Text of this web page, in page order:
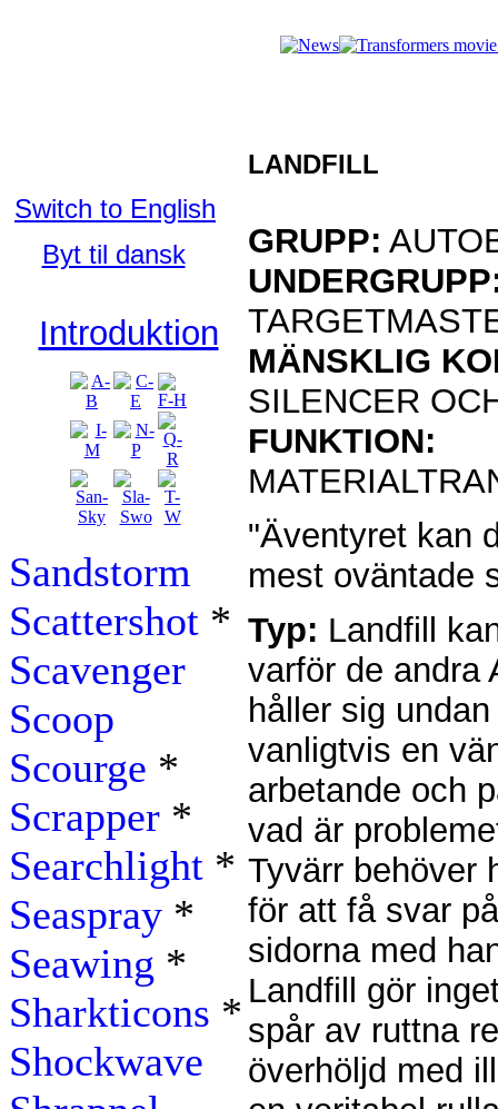
Switch to English
Byt til dansk
Introduktion
Sandstorm
Scattershot *
Scavenger
Scoop
Scourge *
Scrapper *
Searchlight *
Seaspray *
Seawing *
Sharkticons *
Shockwave
LANDFILL
GRUPP:
MÄNSKLIG
SILENCER
FUNKTION:
"Äventyret kan
mest oväntade
Typ: Landfill
varför de andra
håller sig
vanligtvis en
arbetande och
vad är
Tyvärr behöver
för att få svar
sidorna med
Landfill gör
spår av ruttna
överhöljd med